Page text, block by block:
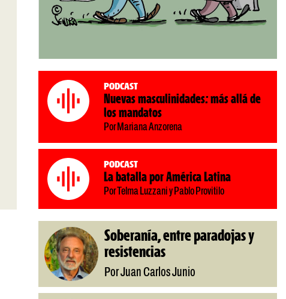
Podcast
Nuevas masculinidades: más allá de
los mandatos
Por Mariana Anzorena
Podcast
La batalla por América Latina
Por Telma Luzzani y Pablo Provitilo
Soberanía, entre paradojas y
resistencias
Por Juan Carlos Junio